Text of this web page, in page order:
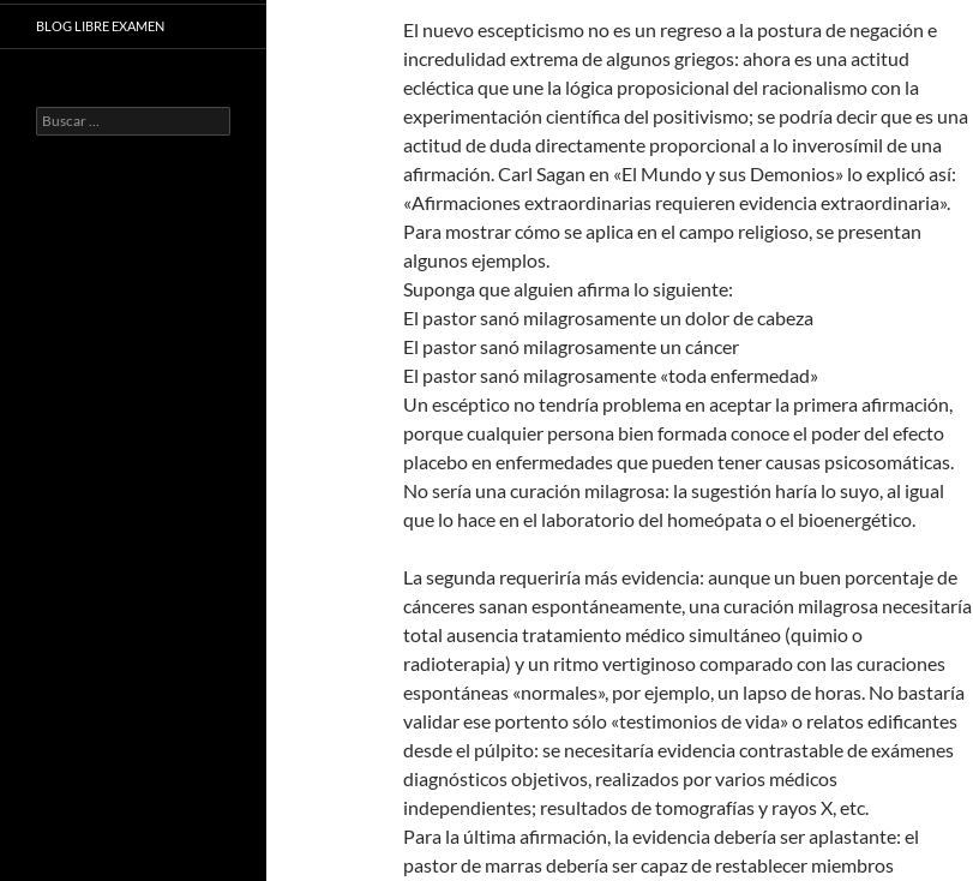
El nuevo escepticismo no es un regreso a la postura de negación e
incredulidad extrema de algunos griegos: ahora es una actitud
ecléctica que une la lógica proposicional del racionalismo con la
experimentación científica del positivismo; se podría decir que es una
actitud de duda directamente proporcional a lo inverosímil de una
afirmación. Carl Sagan en «El Mundo y sus Demonios» lo explicó así:
«Afirmaciones extraordinarias requieren evidencia extraordinaria».
Para mostrar cómo se aplica en el campo religioso, se presentan
algunos ejemplos.
Suponga que alguien afirma lo siguiente:
El pastor sanó milagrosamente un dolor de cabeza
El pastor sanó milagrosamente un cáncer
El pastor sanó milagrosamente «toda enfermedad»
Un escéptico no tendría problema en aceptar la primera afirmación,
porque cualquier persona bien formada conoce el poder del efecto
placebo en enfermedades que pueden tener causas psicosomáticas.
No sería una curación milagrosa: la sugestión haría lo suyo, al igual
que lo hace en el laboratorio del homeópata o el bioenergético.
La segunda requeriría más evidencia: aunque un buen porcentaje de
cánceres sanan espontáneamente, una curación milagrosa necesitaría
total ausencia tratamiento médico simultáneo (quimio o
radioterapia) y un ritmo vertiginoso comparado con las curaciones
espontáneas «normales», por ejemplo, un lapso de horas. No bastaría
validar ese portento sólo «testimonios de vida» o relatos edificantes
desde el púlpito: se necesitaría evidencia contrastable de exámenes
diagnósticos objetivos, realizados por varios médicos
independientes; resultados de tomografías y rayos X, etc.
Para la última afirmación, la evidencia debería ser aplastante: el
pastor de marras debería ser capaz de restablecer miembros
BLOG LIBRE EXAMEN
Buscar: